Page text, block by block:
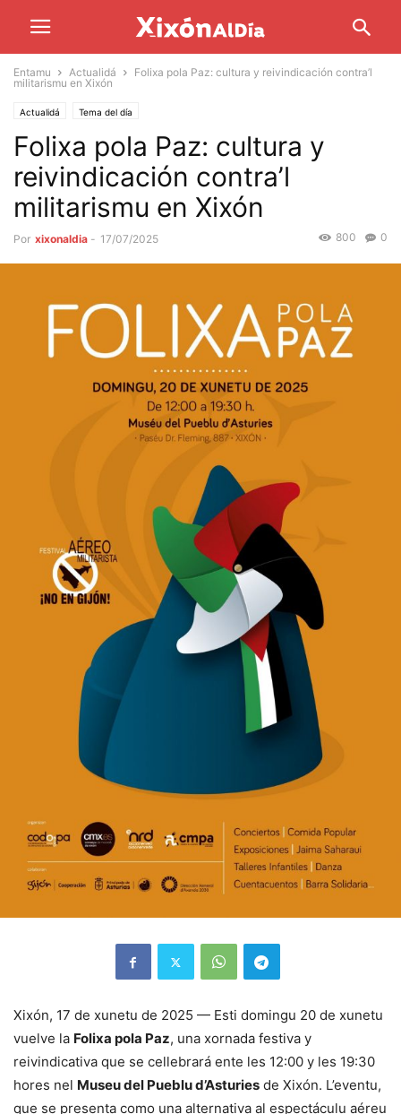
Entamu Actualidá
Folixa pola Paz: cultura y reivindicación contra’l
militarismu en Xixón
Actualidá Tema del día
Folixa pola Paz: cultura y
reivindicación contra’l
militarismu en Xixón
Por xixonaldia - 17/07/2025 0
800
Xixón, 17 de xunetu de 2025 — Esti domingu 20 de xunetu
vuelve la Folixa pola Paz, una xornada festiva y
reivindicativa que se cellebrará ente les 12:00 y les 19:30
hores nel Museu del Pueblu d’Asturies de Xixón. L’eventu,
que se presenta como una alternativa al espectáculu aéreu